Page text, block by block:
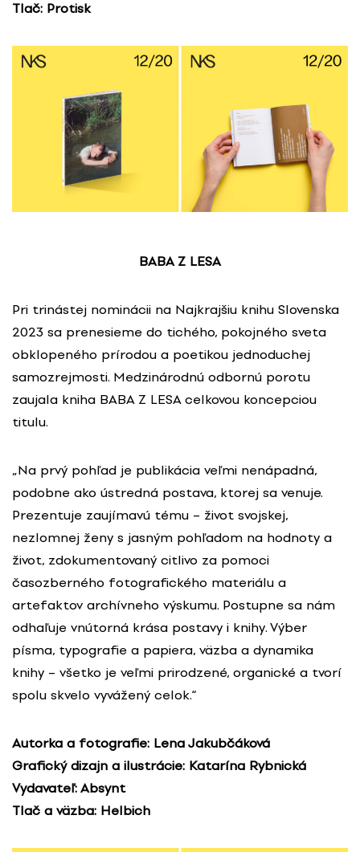
Tlač: Protisk
BABA Z LESA
Pri trinástej nominácii na Najkrajšiu knihu Slovenska
2023 sa prenesieme do tichého, pokojného sveta
obklopeného prírodou a poetikou jednoduchej
samozrejmosti. Medzinárodnú odbornú porotu
zaujala kniha BABA Z LESA celkovou koncepciou
titulu.
„Na prvý pohľad je publikácia veľmi nenápadná,
podobne ako ústredná postava, ktorej sa venuje.
Prezentuje zaujímavú tému – život svojskej,
nezlomnej ženy s jasným pohľadom na hodnoty a
život, zdokumentovaný citlivo za pomoci
časozberného fotografického materiálu a
artefaktov archívneho výskumu. Postupne sa nám
odhaľuje vnútorná krása postavy i knihy. Výber
písma, typografie a papiera, väzba a dynamika
knihy – všetko je veľmi prirodzené, organické a tvorí
spolu skvelo vyvážený celok.“
Autorka a fotografie: Lena Jakubčáková
Grafický dizajn a ilustrácie: Katarína Rybnická
Vydavateľ: Absynt
Tlač a väzba: Helbich